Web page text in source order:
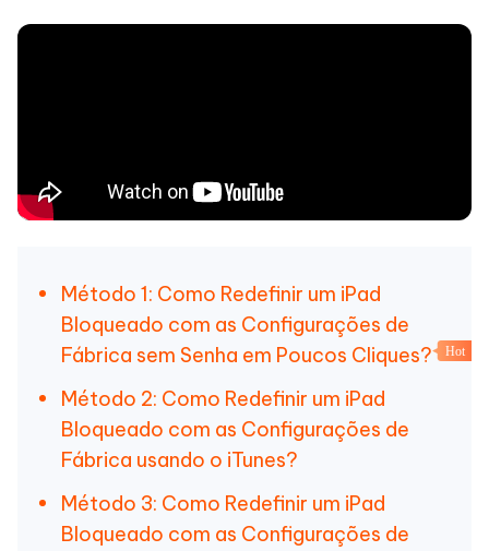
Método 1: Como Redefinir um iPad
Bloqueado com as Configurações de
Fábrica sem Senha em Poucos Cliques?
Hot
Método 2: Como Redefinir um iPad
Bloqueado com as Configurações de
Fábrica usando o iTunes?
Método 3: Como Redefinir um iPad
Bloqueado com as Configurações de